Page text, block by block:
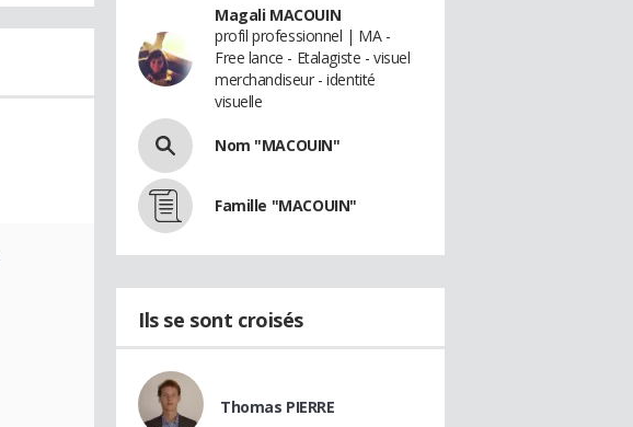
Magali MACOUIN
profil professionnel | MA -
Free lance - Etalagiste - visuel
merchandiseur - identité
visuelle
Nom "MACOUIN"
Famille "MACOUIN"
Ils se sont croisés
Thomas PIERRE